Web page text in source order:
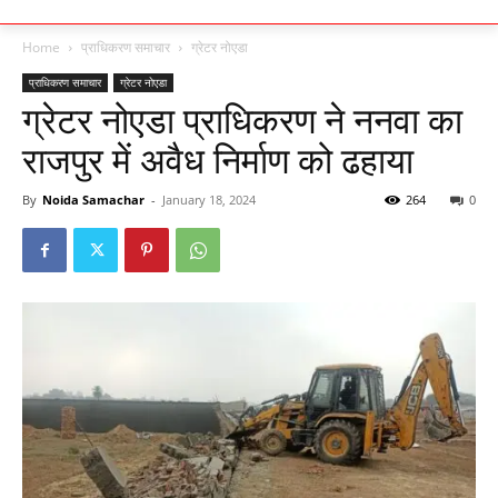
Home प्राधिकरण समाचार ग्रेटर नोएडा
प्राधिकरण समाचार ग्रेटर नोएडा
ग्रेटर नोएडा प्राधिकरण ने ननवा का
राजपुर में अवैध निर्माण को ढहाया
By Noida Samachar - January 18, 2024 0
264